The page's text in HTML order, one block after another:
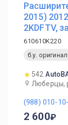
2015)
2KDFTV,
610610K220
б.у. оригинал
542
Люберцы,
(988) 010-
2 600